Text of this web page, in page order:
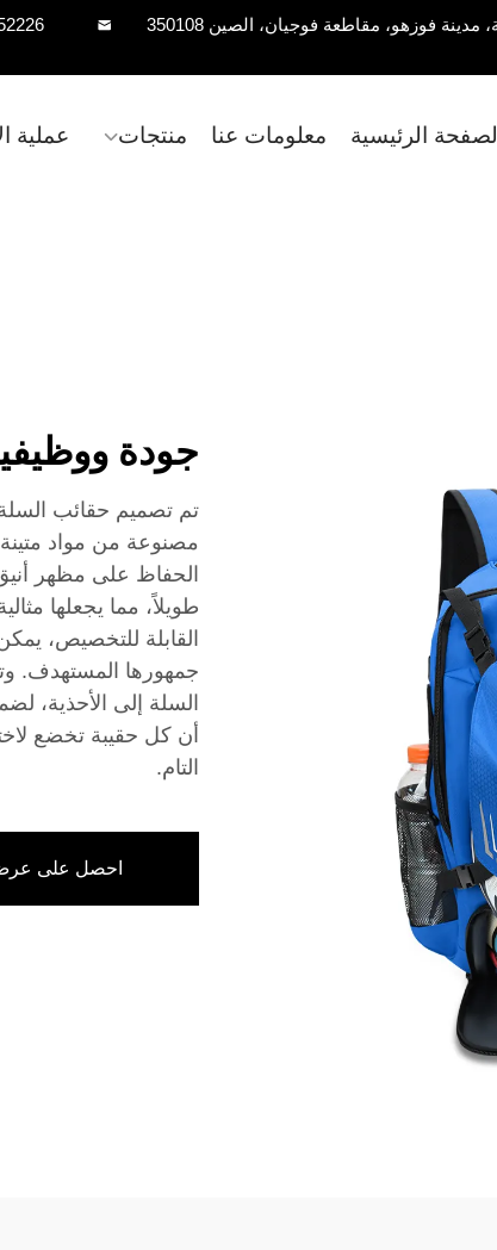
الصفحة الرئيسية معلومات عنا منتجات عملية
جودة
تم تصميم حقائب السلة
مصنوعة من مواد
الحفاظ على مظهر
طويلاً، مما يجعلها
القابلة للتخصيص،
جمهورها المستهدف.
السلة إلى الأحذية،
أن كل حقيبة تخضع
التام.
احصل على